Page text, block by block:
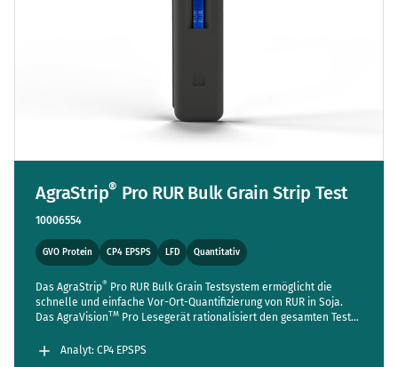
AgraStrip® Pro RUR Bulk Grain Strip Test
10006554
GVO Protein CP4 EPSPS LFD Quantitativ
Das AgraStrip® Pro RUR Bulk Grain Testsystem ermöglicht die
schnelle und einfache Vor-Ort-Quantifizierung von RUR in Soja.
Das AgraVisionTM Pro Lesegerät rationalisiert den gesamten Test
während es gleichzeitig neue Maßstäbe in Bezug auf Genauigkeit
Analyt: CP4 EPSPS